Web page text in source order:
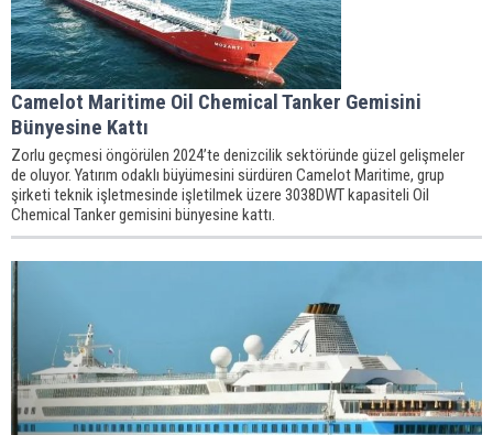
Camelot Maritime Oil Chemical Tanker Gemisini
Bünyesine Kattı
Zorlu geçmesi öngörülen 2024’te denizcilik sektöründe güzel gelişmeler
de oluyor. Yatırım odaklı büyümesini sürdüren Camelot Maritime, grup
şirketi teknik işletmesinde işletilmek üzere 3038DWT kapasiteli Oil
Chemical Tanker gemisini bünyesine kattı.